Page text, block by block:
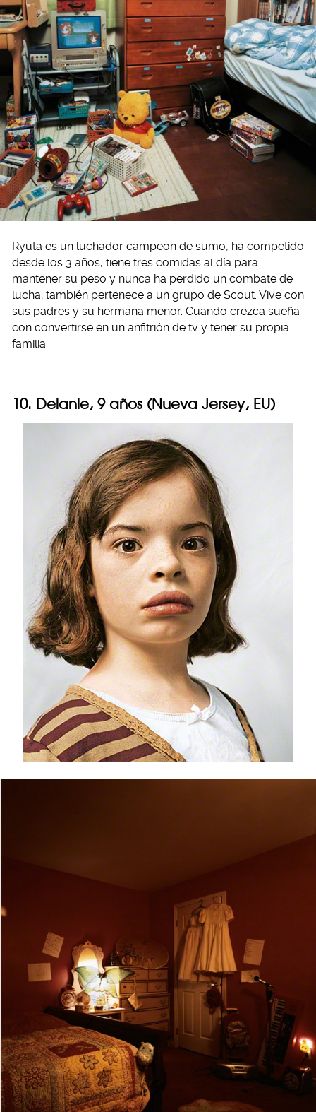
Ryuta es un luchador campeón de sumo, ha competido
desde los 3 años, tiene tres comidas al día para
mantener su peso y nunca ha perdido un combate de
lucha; también pertenece a un grupo de Scout. Vive con
sus padres y su hermana menor. Cuando crezca sueña
con convertirse en un anfitrión de tv y tener su propia
familia.
10. Delanie, 9 años (Nueva Jersey, EU)